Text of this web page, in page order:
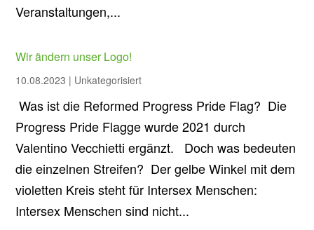
Veranstaltungen,...
Wir ändern unser Logo!
10.08.2023 | Unkategorisiert
Was ist die Reformed Progress Pride Flag? Die
Progress Pride Flagge wurde 2021 durch
Valentino Vecchietti ergänzt. Doch was bedeuten
die einzelnen Streifen? Der gelbe Winkel mit dem
violetten Kreis steht für Intersex Menschen:
Intersex Menschen sind nicht...